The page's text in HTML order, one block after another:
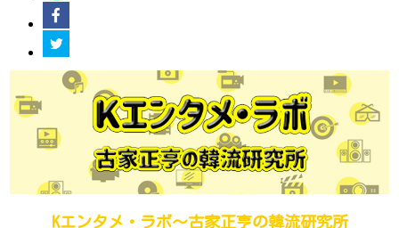
Kエンタメ・ラボ～古家正亨の韓流研究所